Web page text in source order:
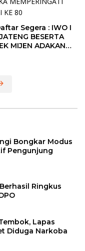
Segera : IWO I
BESERTA
MIJEN ADAKAN
Bongkar Modus
Pengunjung
Ringkus
Lapas
Diduga Narkoba